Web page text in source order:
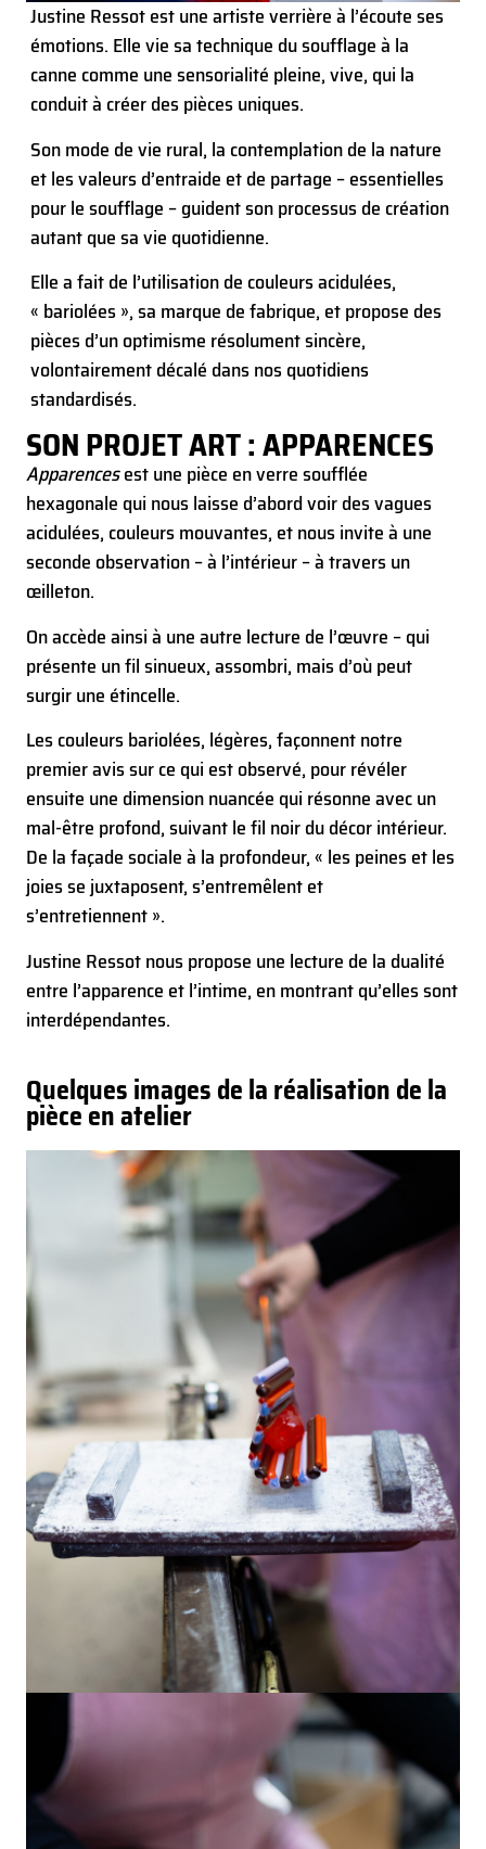
Justine Ressot est une artiste verrière à l’écoute ses
émotions. Elle vie sa technique du soufflage à la
canne comme une sensorialité pleine, vive, qui la
conduit à créer des pièces uniques.
Son mode de vie rural, la contemplation de la nature
et les valeurs d’entraide et de partage – essentielles
pour le soufflage – guident son processus de création
autant que sa vie quotidienne.
Elle a fait de l’utilisation de couleurs acidulées,
« bariolées », sa marque de fabrique, et propose des
pièces d’un optimisme résolument sincère,
volontairement décalé dans nos quotidiens
standardisés.
SON PROJET ART : APPARENCES
Apparencesest une pièce en verre soufflée
hexagonale qui nous laisse d’abord voir des vagues
acidulées, couleurs mouvantes, et nous invite à une
seconde observation – à l’intérieur – à travers un
œilleton.
On accède ainsi à une autre lecture de l’œuvre – qui
présente un fil sinueux, assombri, mais d’où peut
surgir une étincelle.
Les couleurs bariolées, légères, façonnent notre
premier avis sur ce qui est observé, pour révéler
ensuite une dimension nuancée qui résonne avec un
mal-être profond, suivant le fil noir du décor intérieur.
De la façade sociale à la profondeur, « les peines et les
joies se juxtaposent, s’entremêlent et
s’entretiennent ».
Justine Ressot nous propose une lecture de la dualité
entre l’apparence et l’intime, en montrant qu’elles sont
interdépendantes.
Quelques images de la réalisation de la
pièce en atelier